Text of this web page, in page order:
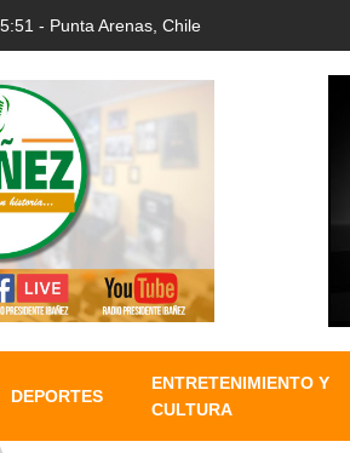
- Punta Arenas, Chile
DEPORTES
ENTRETENIMIENTO Y
CULTURA